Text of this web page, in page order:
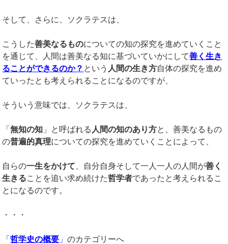
そして、さらに、ソクラテスは、
こうした善美なるものについての知の探究を進めていくこと
を通じて、人間は善美なる知に基づいていかにして善く生き
ることができるのか？ という 人間の生き方自体の探究を進め
ていったとも考えられることになるのですが、
そういう意味では、ソクラテスは、
「無知の知 」と呼ばれる 人間の知のあり方と、善美なるもの
の普遍的真理についての探究を進めていくことによって、
自らの一生をかけて 、自分自身そして一人一人の人間が善く
生きることを追い求め続けた哲学者であったと考えられるこ
とになるのです。
・・・
「哲学史の概要 」のカテゴリーへ